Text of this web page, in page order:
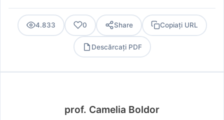
4.833 0 Share Copiați URL
Descărcați PDF
prof. Camelia Boldor